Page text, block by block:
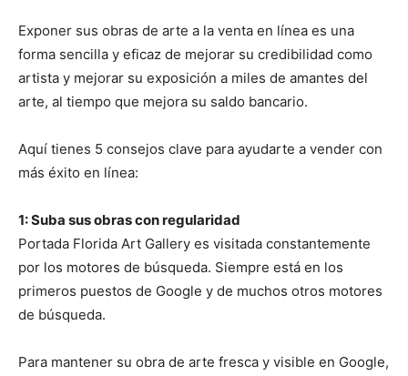
Exponer sus obras de arte a la venta en línea es una
forma sencilla y eficaz de mejorar su credibilidad como
artista y mejorar su exposición a miles de amantes del
arte, al tiempo que mejora su saldo bancario.
Aquí tienes 5 consejos clave para ayudarte a vender con
más éxito en línea:
1: Suba sus obras con regularidad
Portada Florida Art Gallery es visitada constantemente
por los motores de búsqueda. Siempre está en los
primeros puestos de Google y de muchos otros motores
de búsqueda.
Para mantener su obra de arte fresca y visible en Google,